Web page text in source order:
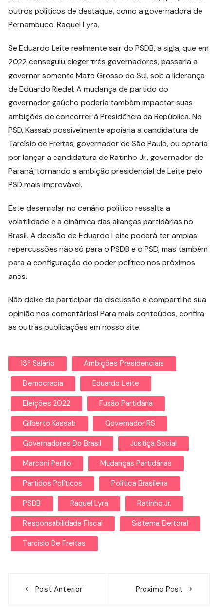
outros políticos de destaque, como a governadora de
Pernambuco, Raquel Lyra.
Se Eduardo Leite realmente sair do PSDB, a sigla, que em
2022 conseguiu eleger três governadores, passaria a
governar somente Mato Grosso do Sul, sob a liderança
de Eduardo Riedel. A mudança de partido do
governador gaúcho poderia também impactar suas
ambições de concorrer à Presidência da República. No
PSD, Kassab possivelmente apoiaria a candidatura de
Tarcísio de Freitas, governador de São Paulo, ou optaria
por lançar a candidatura de Ratinho Jr., governador do
Paraná, tornando a ambição presidencial de Leite pelo
PSD mais improvável.
Este desenrolar no cenário político ressalta a
volatilidade e a dinâmica das alianças partidárias no
Brasil. A decisão de Eduardo Leite poderá ter amplas
repercussões não só para o PSDB e o PSD, mas também
para a configuração do poder político nos próximos
anos.
Não deixe de participar da discussão e compartilhe sua
opinião nos comentários! Para mais conteúdos, confira
as outras publicações em nosso site.
13º Salário Ambições Presidenciais
Democracia Eduardo Leite
Eleições 2022 Fusão Partidária
Gilberto Kassab Governador RS
Governadores Do Brasil Justiça Social
Marconi Perillo Mudanças Partidárias
Partidos Políticos Política Brasileira
PSDB Raquel Lyra Ratinho Jr.
Responsabilidade Fiscal Sistema Eleitoral
Tarcísio De Freitas
Post Anterior Próximo Post